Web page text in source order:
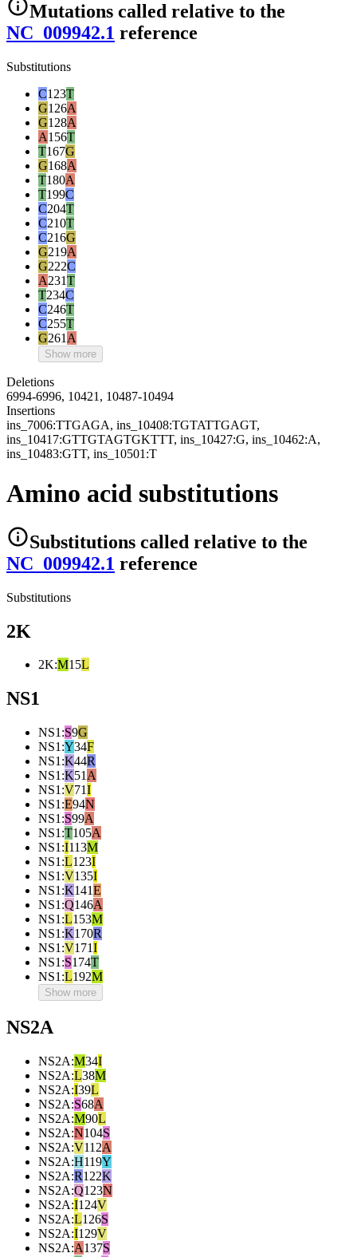
Mutations called relative to the
NC_009942.1 reference
Substitutions
C123T
G126A
G128A
A156T
T167G
G168A
T180A
T199C
C204T
C210T
C216G
G219A
G222C
A231T
T234C
C246T
C255T
G261 A
Show more
Deletions
6994-6996, 10421, 10487-10494
Insertions
ins_7006:TTGAGA, ins_10408:TGTATTGAGT,
ins_10417:GTTGTAGTGKTTT, ins_10427:G, ins_10462:A,
ins_10483:GTT, ins_10501:T
Amino acid substitutions
Substitutions called relative to the
NC_009942.1 reference
Substitutions
2K
2K:M15L
NS1
NS1 :S9G
NS1 :Y34F
NS1 :K44R
NS1 :K51 A
NS1 :V71I
NS1 :E94N
NS1 :S99A
NS1 :T105A
NS1 :I113M
NS1 :L123I
NS1 :V135I
NS1 :K141E
NS1 :Q146A
NS1 :L153M
NS1 :K170R
NS1 :V171I
NS1 :S174T
NS1 :L192M
Show more
NS2A
NS2A:M34I
NS2A:L38M
NS2A:I39L
NS2A:S68A
NS2A:M90L
NS2A:N104S
NS2A:V112A
NS2A:H119Y
NS2A:R122K
NS2A:Q123N
NS2A:I124V
NS2A:L126S
NS2A:I129V
NS2A:A137S